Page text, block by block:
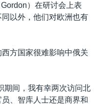
）在研讨会上表
以外，他们对欧洲也有
方国家很难影响中俄关
期间，我有幸两次访问北
、智库人士还是商界和